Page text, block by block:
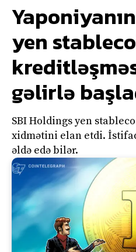
yen
gəlirlə
SBI Holdings yen
xidmətini elan etdi.
əldə edə bilər.